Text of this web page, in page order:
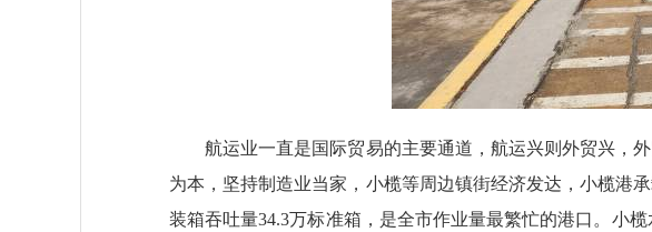
航运业一直是国际贸易的主要通道，航运兴则外贸兴，外
为本，坚持制造业当家，小榄等周边镇街经济发达，小榄港
装箱吞吐量34.3万标准箱，是全市作业量最繁忙的港口。小